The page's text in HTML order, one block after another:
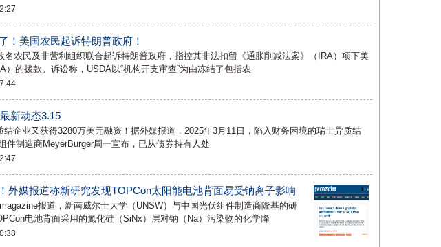
！美国农民起诉特朗普政府！
名农民及非营利组织联合起诉特朗普政府，指控其非法扣留《通胀削减法案》（IRA）项下美
）的拨款。诉讼称，USDA以“机构开支审查”为由冻结了包括农
新动态3.15
结企业又获得3280万美元融资！据外媒报道，2025年3月11日，陷入财务困境的瑞士异质结
件制造商MeyerBurger周一宣布，已从债券持有人处
外媒报道称新研究发现TOPCon太阳能电池背面易受钠离子影响
报道，新南威尔士大学（UNSW）与中国光伏组件制造商隆基的研
电池背面采用的氮化硅（SiNx）层对钠（Na）污染物的化学降